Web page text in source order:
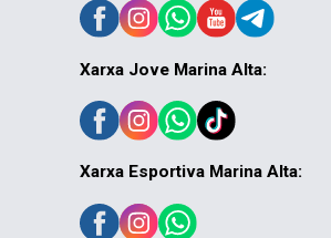
Xarxa Jove Marina Alta:
Xarxa Esportiva Marina Alta: